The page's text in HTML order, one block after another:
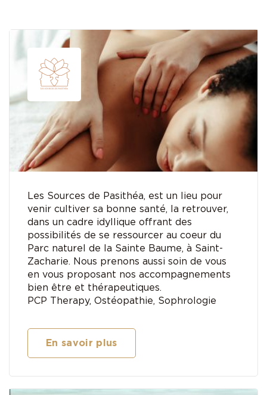
Les Sources de Pasithéa, est un lieu pour
venir cultiver sa bonne santé, la retrouver,
dans un cadre idyllique offrant des
possibilités de se ressourcer au coeur du
Parc naturel de la Sainte Baume, à Saint-
Zacharie. Nous prenons aussi soin de vous
en vous proposant nos accompagnements
bien être et thérapeutiques.
​PCP Therapy, Ostéopathie, Sophrologie
En savoir plus